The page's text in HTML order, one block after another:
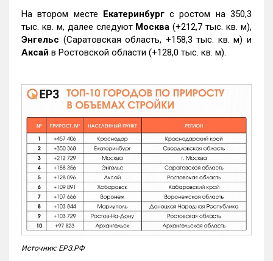
На втором месте Екатеринбургс ростом на 350,3
тыс. кв. м, далее следуют Москва (+212,7 тыс. кв. м),
Энгельс (Саратовская область, +158,3 тыс. кв. м) и
Аксай в Ростовской области (+128,0 тыс. кв. м).
Источник: ЕРЗ.РФ